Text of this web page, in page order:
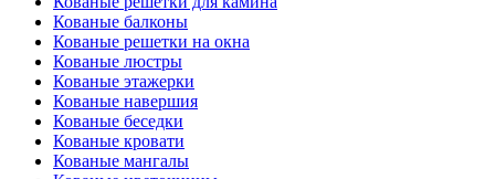
Кованые балконы
Кованые решетки на окна
Кованые люстры
Кованые этажерки
Кованые навершия
Кованые беседки
Кованые кровати
Кованые мангалы